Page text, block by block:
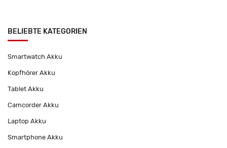
BELIEBTE KATEGORIEN
Smartwatch Akku
Kopfhörer Akku
Tablet Akku
Camcorder Akku
Laptop Akku
Smartphone Akku